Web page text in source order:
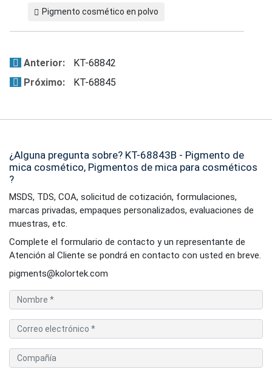
Pigmento cosmético en polvo
Anterior:
KT-68842
Próximo:
KT-68845
¿Alguna pregunta sobre? KT-68843B - Pigmento de
mica cosmético, Pigmentos de mica para cosméticos
?
MSDS, TDS, COA, solicitud de cotización, formulaciones,
marcas privadas, empaques personalizados, evaluaciones de
muestras, etc.
Complete el formulario de contacto y un representante de
Atención al Cliente se pondrá en contacto con usted en breve.
pigments@kolortek.com